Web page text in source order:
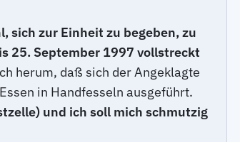
sich zur Einheit zu begeben, zu
25. September 1997 vollstreckt
herum, daß sich der Angeklagte
in Handfesseln ausgeführt.
und ich soll mich schmutzig